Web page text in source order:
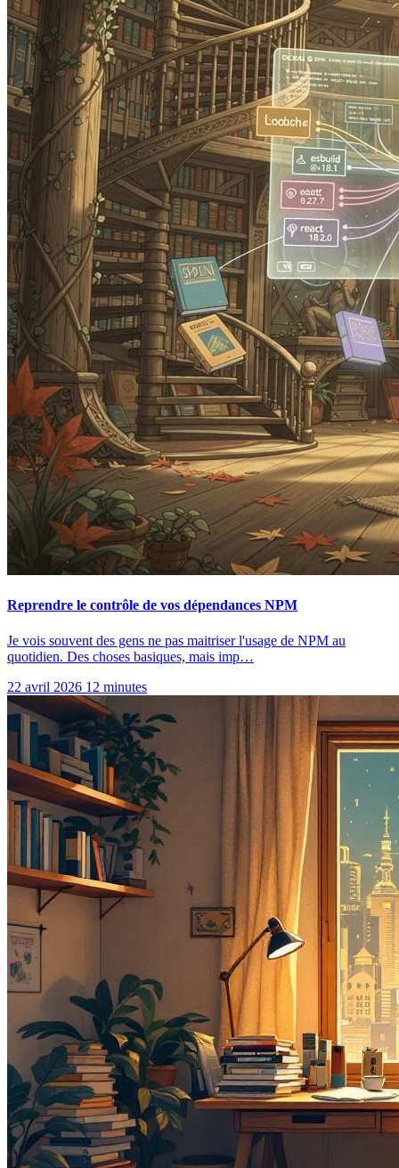
Reprendre le contrôle de vos dépendances NPM
Je vois souvent des gens ne pas maitriser l'usage de NPM au
quotidien. Des choses basiques, mais imp…
22 avril 2026 12 minutes